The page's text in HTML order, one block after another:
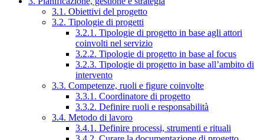
3.1. Obiettivi del progetto
3.2. Tipologie di progetti
3.2.1. Tipologie di progetto in base agli attori
coinvolti nel servizio
3.2.2. Tipologie di progetto in base al focus
3.2.3. Tipologie di progetto in base all’ambito di
intervento
3.3. Competenze, ruoli e figure coinvolte
3.3.1. Coordinatore di progetto
3.3.2. Definire ruoli e responsabilità
3.4. Metodo di lavoro
3.4.1. Definire processi, strumenti e rituali